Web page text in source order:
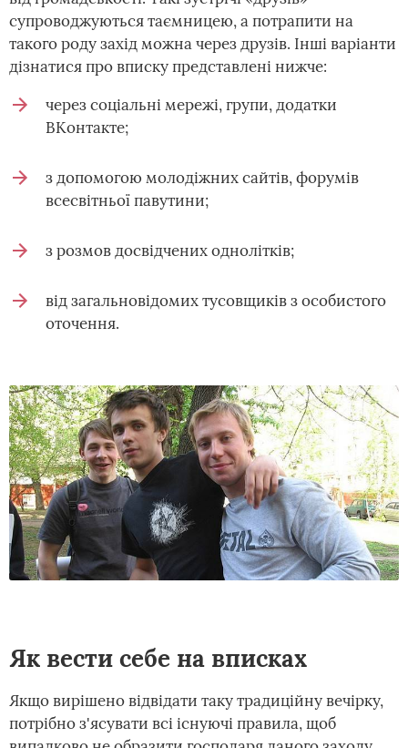
супроводжуються таємницею, а потрапити на
такого роду захід можна через друзів. Інші варіанти
дізнатися про вписку представлені нижче:
через соціальні мережі, групи, додатки
ВКонтакте;
з допомогою молодіжних сайтів, форумів
всесвітньої павутини;
з розмов досвідчених однолітків;
від загальновідомих тусовщиків з особистого
оточення.
Як вести себе на вписках
Якщо вирішено відвідати таку традиційну вечірку,
потрібно з'ясувати всі існуючі правила, щоб